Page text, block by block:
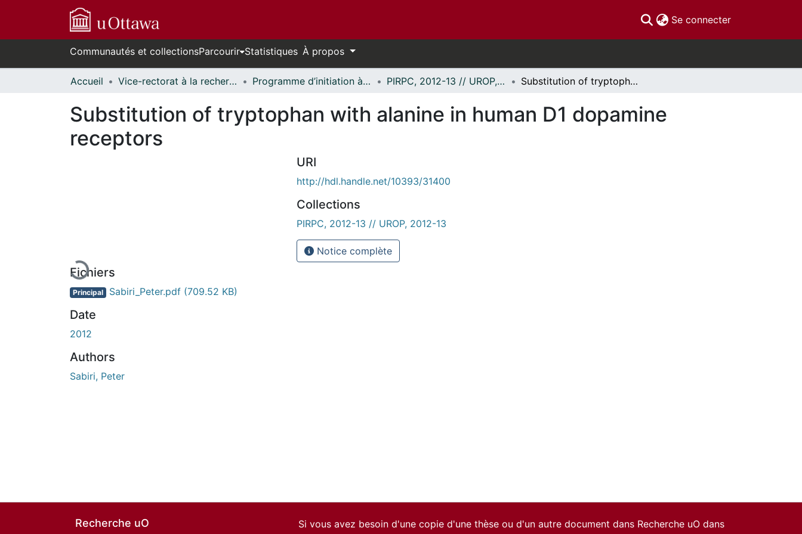
Se connecter(current)
Communautés et collectionsParcourir Statistiques À propos
Accueil Vice-rectorat à la recherche // Office of the V-P, Research Programme d’initiation à la recherche au premier cycle (PIRPC) // Undergraduate Research Opportunity Program (UROP) PIRPC, 2012-13 // UROP, 2012-13 Substitution of tryptophan with alanine in human D1 dopamine receptors
Substitution of tryptophan with alanine in human D1 dopamine
receptors
Fichiers
Principal Sabiri_Peter.pdf (709.52 KB)
Date
2012
Authors
Sabiri, Peter
URI
http://hdl.handle.net/10393/31400
Collections
PIRPC, 2012-13 // UROP, 2012-13
Notice complète
Recherche uO
Si vous avez besoin d'une copie d'une thèse ou d'un autre document dans Recherche uO dans